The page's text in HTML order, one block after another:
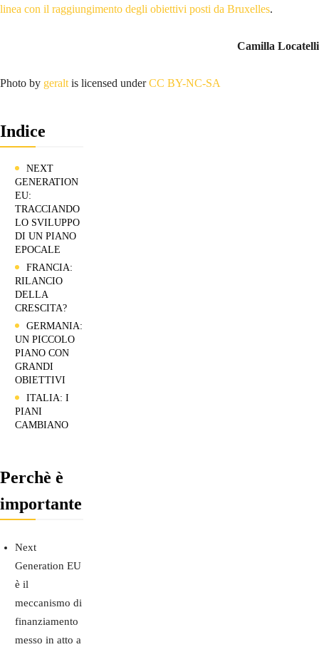
linea con il raggiungimento degli obiettivi posti da Bruxelles.
Camilla Locatelli
Photo by geralt is licensed underCC BY-NC-SA
Indice
NEXT
GENERATION
EU:
TRACCIANDO
LO SVILUPPO
DI UN PIANO
EPOCALE
FRANCIA:
RILANCIO
DELLA
CRESCITA?
GERMANIA:
UN PICCOLO
PIANO CON
GRANDI
OBIETTIVI
ITALIA: I
PIANI
CAMBIANO
Perchè è
importante
Next
Generation EU
è il
meccanismo di
finanziamento
messo in atto a